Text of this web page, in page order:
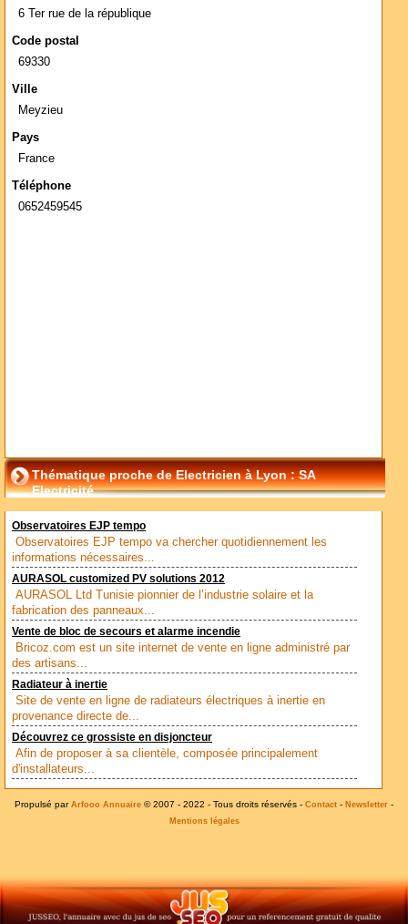
6 Ter rue de la république
Code postal
69330
Ville
Meyzieu
Pays
France
Téléphone
0652459545
Thématique proche de Electricien à Lyon : SA
Electricité
Observatoires EJP tempo
Observatoires EJP tempo va chercher quotidiennement les
informations nécessaires...
AURASOL customized PV solutions 2012
AURASOL Ltd Tunisie pionnier de l’industrie solaire et la
fabrication des panneaux...
Vente de bloc de secours et alarme incendie
Bricoz.com est un site internet de vente en ligne administré par
des artisans...
Radiateur à inertie
Site de vente en ligne de radiateurs électriques à inertie en
provenance directe de...
Découvrez ce grossiste en disjoncteur
Afin de proposer à sa clientèle, composée principalement
d'installateurs...
Propulsé par Arfooo Annuaire © 2007 - 2022 - Tous droits réservés - Contact - Newsletter -
Mentions légales